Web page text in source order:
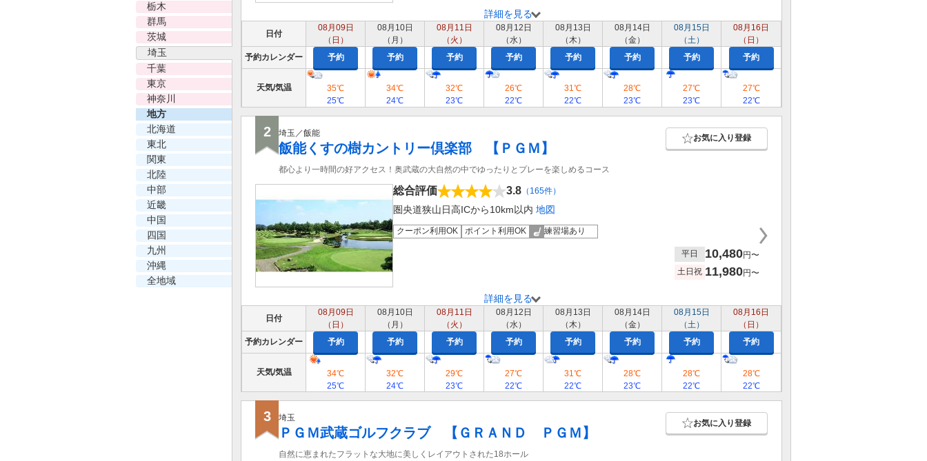
栃木
群馬
茨城
埼玉
千葉
東京
神奈川
地方
北海道
東北
関東
北陸
中部
近畿
中国
四国
九州
沖縄
全地域
詳細を見る
日付
08月09日
（日）
08月10日
（月）
08月11日
（火）
08月12日
（水）
08月13日
（木）
08月14日
（金）
08月15日
（土）
08月16日
（日）
予約カレンダー
予約 予約 予約 予約 予約 予約 予約 予約
天気/気温
35℃
25℃
34℃
24℃
32℃
23℃
26℃
22℃
31℃
22℃
28℃
23℃
27℃
23℃
27℃
22℃
2 埼玉／飯能
飯能くすの樹カントリー倶楽部 【ＰＧＭ】
都心より一時間の好アクセス！奥武蔵の大自然の中でゆったりとプレーを楽しめるコース
お気に入り登録
総合評価 3.8 （165件）
圏央道狭山日高ICから10km以内 地図
クーポン利用OK ポイント利用OK 練習場あり
平日 10,480円〜
土日祝 11,980円〜
詳細を見る
日付
08月09日
（日）
08月10日
（月）
08月11日
（火）
08月12日
（水）
08月13日
（木）
08月14日
（金）
08月15日
（土）
08月16日
（日）
予約カレンダー
予約 予約 予約 予約 予約 予約 予約 予約
天気/気温
34℃
25℃
32℃
24℃
29℃
23℃
27℃
22℃
31℃
22℃
28℃
23℃
28℃
22℃
28℃
22℃
3 埼玉
ＰＧＭ武蔵ゴルフクラブ 【ＧＲＡＮＤ ＰＧＭ】
自然に恵まれたフラットな大地に美しくレイアウトされた18ホール
お気に入り登録